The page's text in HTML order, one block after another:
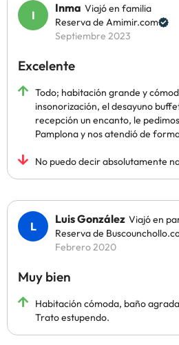
Inma Viajó en familia
Reserva de Amimir.com
Septiembre 2023
Excelente
Todo; habitación grande y
insonorización, el desayuno
recepción un encanto, le
Pamplona y nos atendió de
No puedo decir absolutamente
Luis González Viajó en
Reserva de
Febrero 2020
Muy bien
Habitación cómoda, baño
Trato estupendo.